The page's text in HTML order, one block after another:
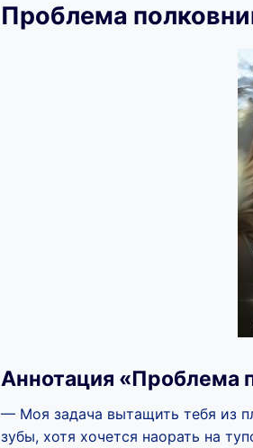
Проблема
Аннотация «Проблема
— Моя задача вытащить тебя из
зубы, хотя хочется наорать на